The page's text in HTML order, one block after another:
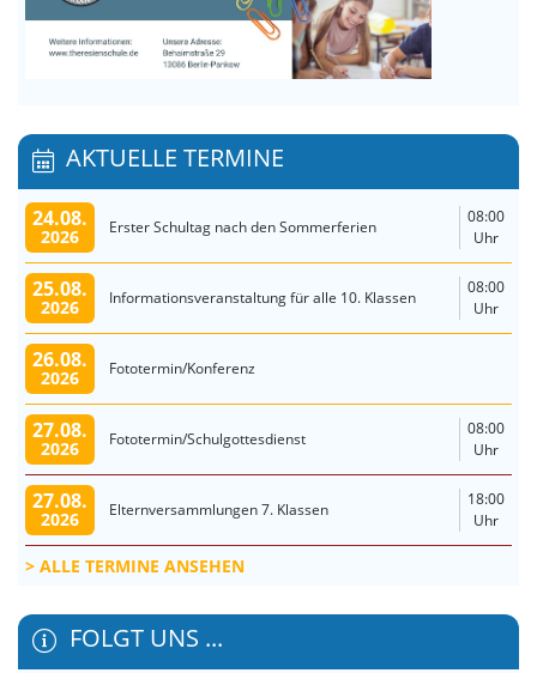
AKTUELLE TERMINE
24.08.
2026 Erster Schultag nach den Sommerferien
08:00
Uhr
25.08.
2026 Informationsveranstaltung für alle 10. Klassen
08:00
Uhr
26.08.
2026 Fototermin/Konferenz
27.08.
2026 Fototermin/Schulgottesdienst
08:00
Uhr
27.08.
2026 Elternversammlungen 7. Klassen
18:00
Uhr
ALLE TERMINE ANSEHEN
FOLGT UNS ...